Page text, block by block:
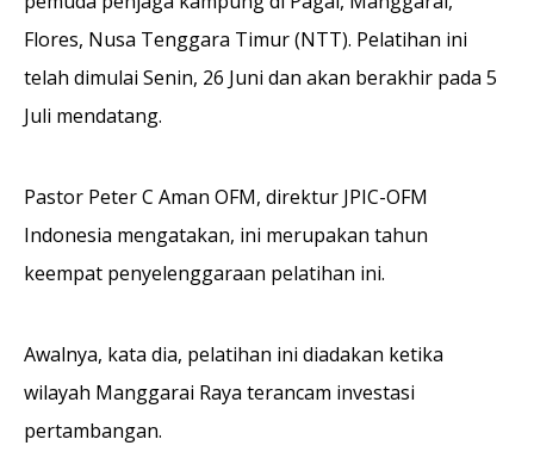
Flores, Nusa Tenggara Timur (NTT). Pelatihan ini
telah dimulai Senin, 26 Juni dan akan berakhir pada 5
Juli mendatang.
Pastor Peter C Aman OFM, direktur JPIC-OFM
Indonesia mengatakan, ini merupakan tahun
keempat penyelenggaraan pelatihan ini.
Awalnya, kata dia, pelatihan ini diadakan ketika
wilayah Manggarai Raya terancam investasi
pertambangan.